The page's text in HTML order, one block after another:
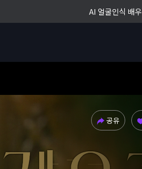
AI 얼굴인식 배우
공유